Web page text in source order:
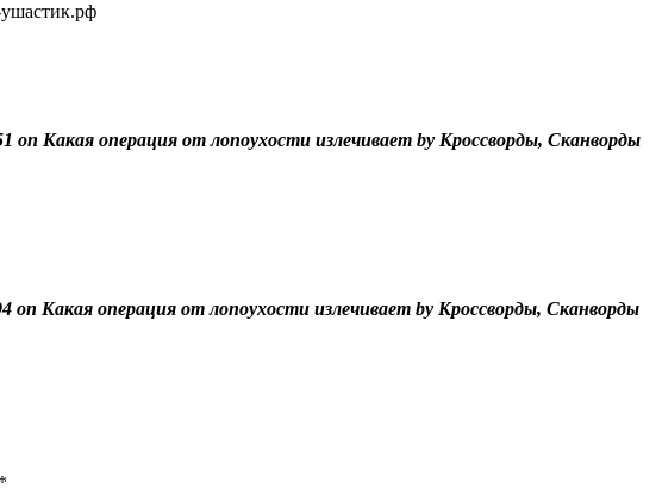
on Какая операция от лопоухости излечивает by Кроссворды, Сканворды
on Какая операция от лопоухости излечивает by Кроссворды, Сканворды
*